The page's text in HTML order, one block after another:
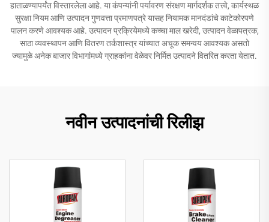
हाताळण्यापर्यंत विस्तारलेला आहे. या कंपन्यांनी पर्यावरण संरक्षण मार्गदर्शक तत्त्वे, कार्यस्थळ
सुरक्षा नियम आणि उत्पादन गुणवत्ता प्रमाणपत्रे यासह नियामक मानदंडांचे काटेकोरपणे
पालन करणे आवश्यक आहे. उत्पादन प्रक्रियेमध्ये कच्चा माल खरेदी, उत्पादन वेळापत्रक,
साठा व्यवस्थापन आणि वितरण तर्कशास्त्र यांच्यात अचूक समन्वय आवश्यक असतो
ज्यामुळे अनेक बाजार विभागांमध्ये ग्राहकांना वेळेवर निर्मित उत्पादने वितरित करता येतात.
नवीन उत्पादनांची रिलीझ